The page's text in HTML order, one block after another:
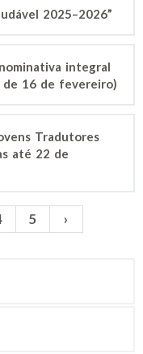
2025–2026”
integral
de 16 de fevereiro)
Tradutores
até 22 de
5 ›